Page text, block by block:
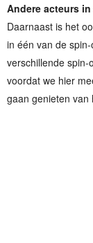
Andere acteurs
Daarnaast is het
in één van de
verschillende
voordat we hier
gaan genieten van